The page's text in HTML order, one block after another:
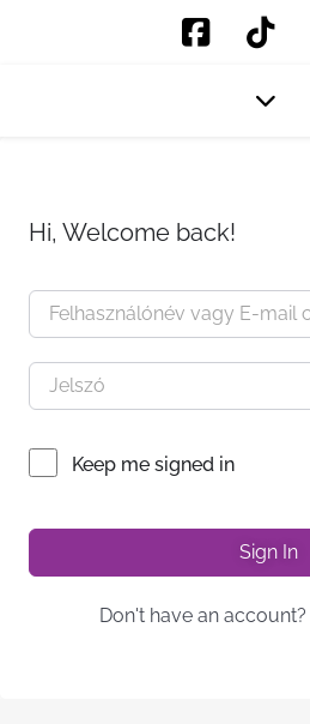
Hi, Welcome back!
Keep me signed in
Sign In
Don't have an account?